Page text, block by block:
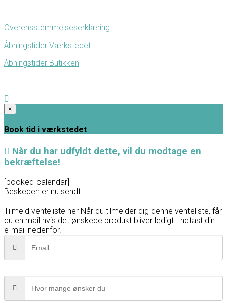
Overensstemmelseserklæring
Åbningstider Værkstedet
Åbningstider Butikken
×
Book tid i værkstedet
Når du har udfyldt dette, vil du modtage en
bekræftelse!
[booked-calendar]
Beskeden er nu sendt.
Tilmeld venteliste her Når du tilmelder dig denne venteliste, får
du en mail hvis det ønskede produkt bliver ledigt. Indtast din
e-mail nedenfor.